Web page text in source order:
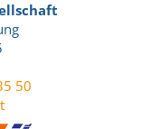
50